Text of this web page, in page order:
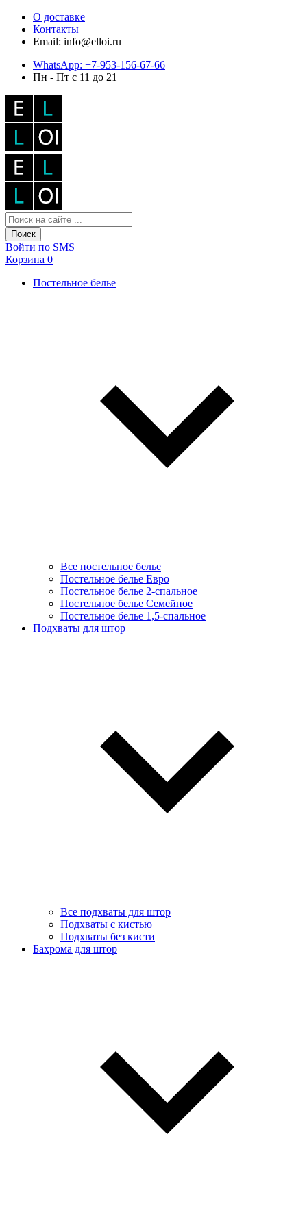
О доставке
Контакты
Email: info@elloi.ru
WhatsApp: +7-953-156-67-66
Пн - Пт с 11 до 21
Поиск
Войти по SMS
Корзина 0
Постельное белье
Все постельное белье
Постельное белье Евро
Постельное белье 2-спальное
Постельное белье Семейное
Постельное белье 1,5-спальное
Подхваты для штор
Все подхваты для штор
Подхваты с кистью
Подхваты без кисти
Бахрома для штор